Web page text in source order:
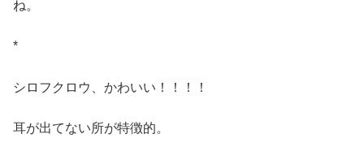
ね。
*
シロフクロウ、かわいい！！！！
耳が出てない所が特徴的。